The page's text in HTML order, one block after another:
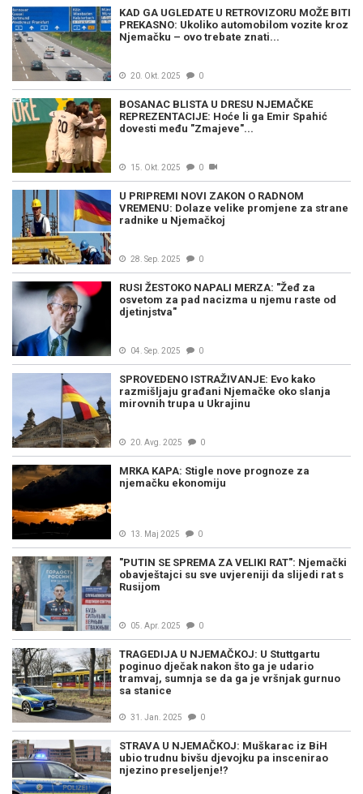
KAD GA UGLEDATE U RETROVIZORU MOŽE BITI
PREKASNO: Ukoliko automobilom vozite kroz
Njemačku – ovo trebate znati...
20. Okt. 2025 0
BOSANAC BLISTA U DRESU NJEMAČKE
REPREZENTACIJE: Hoće li ga Emir Spahić
dovesti među "Zmajeve"...
15. Okt. 2025 0
U PRIPREMI NOVI ZAKON O RADNOM
VREMENU: Dolaze velike promjene za strane
radnike u Njemačkoj
28. Sep. 2025 0
RUSI ŽESTOKO NAPALI MERZA: "Žeđ za
osvetom za pad nacizma u njemu raste od
djetinjstva"
04. Sep. 2025 0
SPROVEDENO ISTRAŽIVANJE: Evo kako
razmišljaju građani Njemačke oko slanja
mirovnih trupa u Ukrajinu
20. Avg. 2025 0
MRKA KAPA: Stigle nove prognoze za
njemačku ekonomiju
13. Maj 2025 0
"PUTIN SE SPREMA ZA VELIKI RAT": Njemački
obavještajci su sve uvjereniji da slijedi rat s
Rusijom
05. Apr. 2025 0
TRAGEDIJA U NJEMAČKOJ: U Stuttgartu
poginuo dječak nakon što ga je udario
tramvaj, sumnja se da ga je vršnjak gurnuo
sa stanice
31. Jan. 2025 0
STRAVA U NJEMAČKOJ: Muškarac iz BiH
ubio trudnu bivšu djevojku pa inscenirao
njezino preseljenje!?